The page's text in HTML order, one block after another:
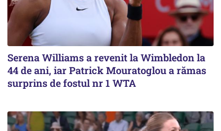
Serena Williams a revenit la Wimbledon la
44 de ani, iar Patrick Mouratoglou a rămas
surprins de fostul nr 1 WTA